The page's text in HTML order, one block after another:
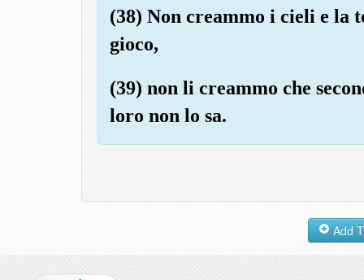
(38) Non creammo i cieli e la
gioco,
(39) non li creammo che
loro non lo sa.